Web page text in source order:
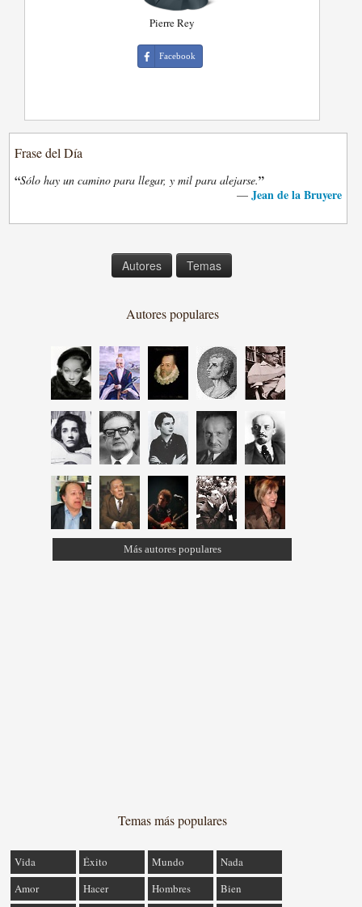
Pierre Rey
Facebook
Frase del Día
“Sólo hay un camino para llegar, y mil para alejarse.”
— Jean de la Bruyere
Autores Temas
Autores populares
Más autores populares
Temas más populares
Vida Éxito Mundo
Nada
Amor
Hacer Hombres Bien